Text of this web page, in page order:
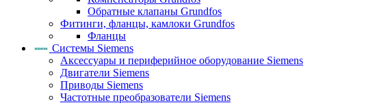
Обратные клапаны Grundfos
Фитинги, фланцы, камлоки Grundfos
Фланцы
Системы Siemens
Аксессуары и периферийное оборудование Siemens
Двигатели Siemens
Приводы Siemens
Частотные преобразователи Siemens